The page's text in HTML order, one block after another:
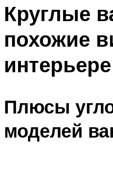
Круглые
похожие
интерьере
Плюсы
моделей